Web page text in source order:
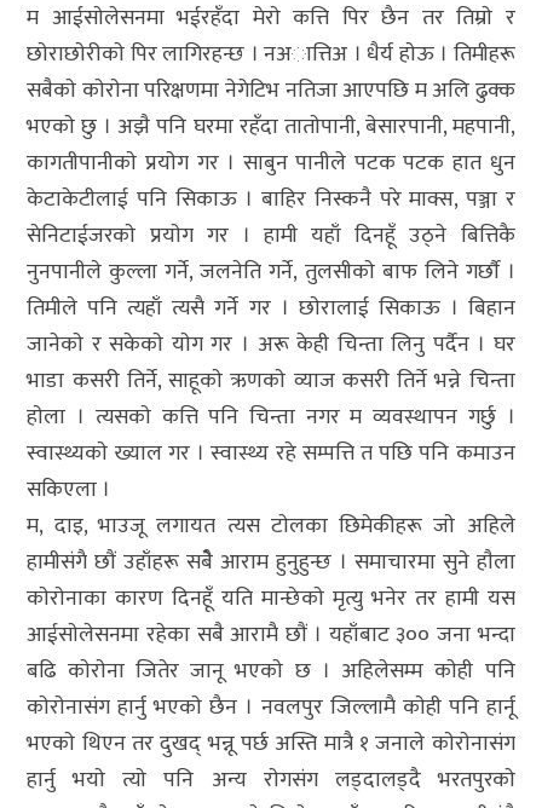
म आईसाेलेसनमा भईरहँदा मेराे कत्ति पिर छैन तर तिम्राे र
छाेराछाेरीकाे पिर लागिरहन्छ । नअात्तिअ । धैर्य हाेऊ । तिमीहरू
सबैकाे काेराेना परिक्षणमा नेगेटिभ नतिजा आएपछि म अलि ढुक्क
भएकाे छु । अझै पनि घरमा रहँदा ताताेपानी, बेसारपानी, महपानी,
कागतीपानीकाे प्रयाेग गर । साबुन पानीले पटक पटक हात धुन
केटाकेटीलाई पनि सिकाऊ । बाहिर निस्कनै परे माक्स, पञ्जा र
सेनिटाईजरकाे प्रयाेग गर । हामी यहाँ दिनहूँ उठ्ने बित्तिकै
नुनपानीले कुल्ला गर्ने, जलनेति गर्ने, तुलसीकाे बाफ लिने गर्छाै ।
तिमीले पनि त्यहाँ त्यसै गर्ने गर । छाेरालाई सिकाऊ । बिहान
जानेकाे र सकेकाे याेग गर । अरू केही चिन्ता लिनु पर्दैन । घर
भाडा कसरी तिर्ने, साहूकाे ऋणकाे व्याज कसरी तिर्ने भन्ने चिन्ता
हाेला । त्यसकाे कत्ति पनि चिन्ता नगर म व्यवस्थापन गर्छु ।
स्वास्थ्यकाे ख्याल गर । स्वास्थ्य रहे सम्पत्ति त पछि पनि कमाउन
सकिएला ।
म, दाइ, भाउजू लगायत त्यस टाेलका छिमेकीहरू जाे अहिले
हामीसंगै छाैं उहाँहरू सबेै आराम हुनुहुन्छ । समाचारमा सुने हाैला
काेराेनाका कारण दिनहूँ यति मान्छेकाे मृत्यु भनेर तर हामी यस
आईसाेलेसनमा रहेका सबै आरामै छाैं । यहाँबाट ३०० जना भन्दा
बढि काेराेना जितेर जानू भएकाे छ । अहिलेसम्म काेही पनि
काेराेनासंग हार्नु भएकाे छैन । नवलपुर जिल्लामै काेही पनि हार्नू
भएकाे थिएन तर दुखद् भन्नू पर्छ अस्ति मात्रै १ जनाले काेराेनासंग
हार्नु भयाे त्याे पनि अन्य राेगसंग लड्दालड्दै भरतपुरकाे